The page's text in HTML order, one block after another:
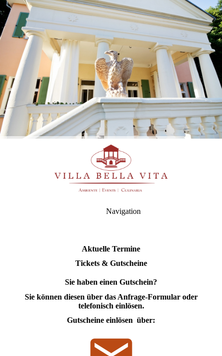
Navigation
Aktuelle Termine
Tickets & Gutscheine
Sie haben einen Gutschein?
Sie können diesen über das Anfrage-Formular oder
telefonisch einlösen.
Gutscheine einlösen über: